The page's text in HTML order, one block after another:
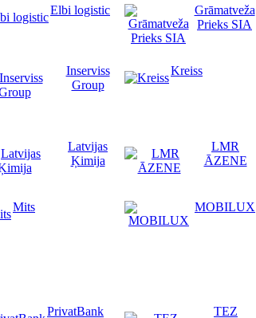
Elbi logistic
Grāmatveža
Prieks SIA
Inserviss
Group
Kreiss
Latvijas
Ķimija
LMR
ĀZENE
Mits MOBILUX
PrivatBank
TEZ